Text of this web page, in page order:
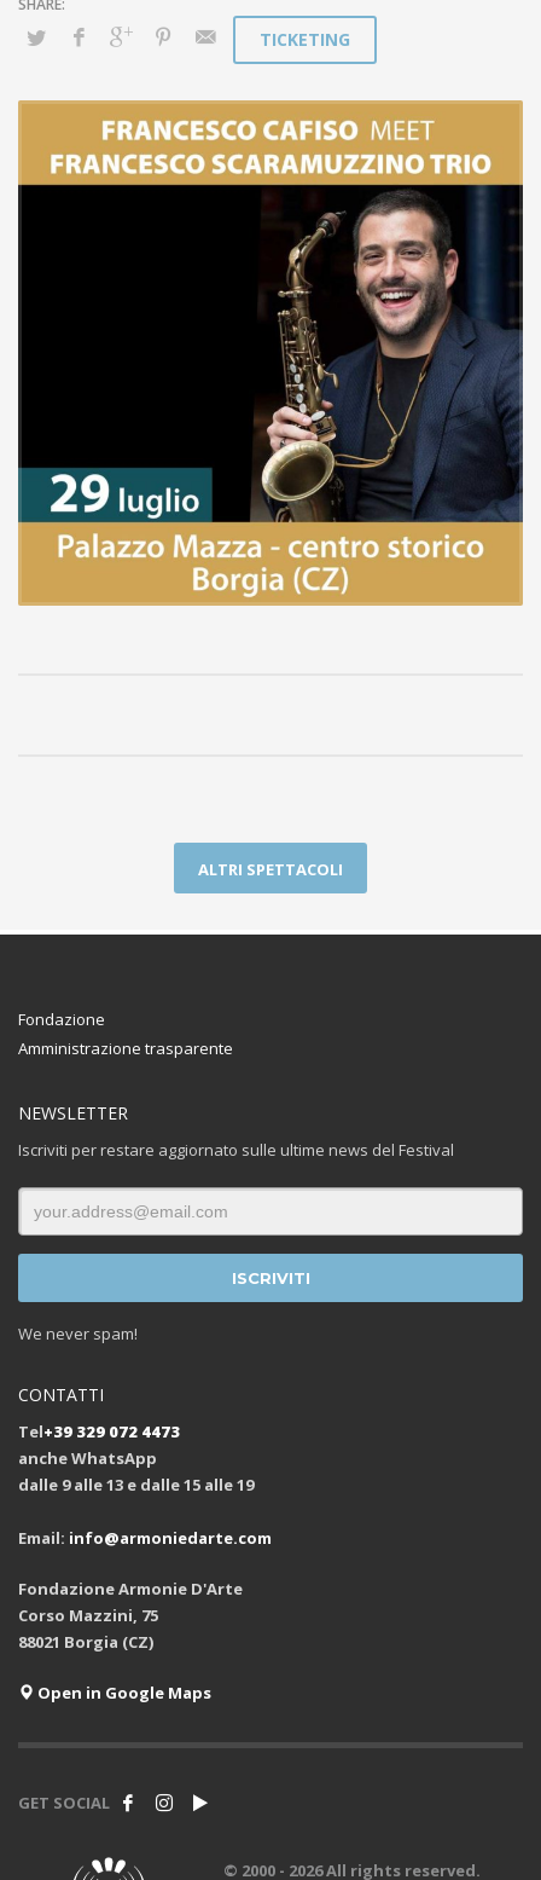
TICKETING
ALTRI SPETTACOLI
Fondazione
Amministrazione trasparente
NEWSLETTER
Iscriviti per restare aggiornato sulle ultime news del Festival
We never spam!
CONTATTI
Tel+39 329 072 4473
anche WhatsApp
dalle 9 alle 13 e dalle 15 alle 19
Email: info@armoniedarte.com
Fondazione Armonie D'Arte
Corso Mazzini, 75
88021 Borgia (CZ)
Open in Google Maps
GET SOCIAL
© 2000 - 2026 All rights reserved.